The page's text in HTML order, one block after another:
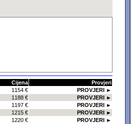
Cijena
Provjeri
1154 €
PROVJERI ►
1188 €
PROVJERI ►
1197 €
PROVJERI ►
1215 €
PROVJERI ►
1220 €
PROVJERI ►